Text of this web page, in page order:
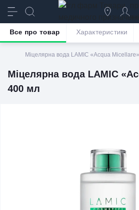
Міцелярна вода LAMIC «Acqua
Міцелярна вода LAMIC
400 мл
Все про товар Характеристики